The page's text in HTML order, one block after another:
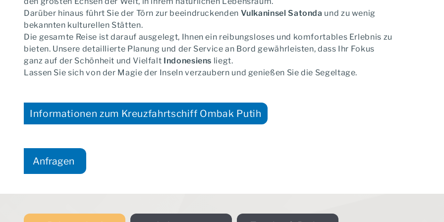
Darüber hinaus führt Sie der Törn zur beeindruckenden Vulkaninsel Satonda und zu wenig
bekannten kulturellen Stätten.
Die gesamte Reise ist darauf ausgelegt, Ihnen ein reibungsloses und komfortables Erlebnis zu
bieten. Unsere detaillierte Planung und der Service an Bord gewährleisten, dass Ihr Fokus
ganz auf der Schönheit und Vielfalt Indonesiens liegt.
Lassen Sie sich von der Magie der Inseln verzaubern und genießen Sie die Segeltage.
Informationen zum Kreuzfahrtschiff Ombak Putih
Anfragen
Teilen Sie uns Ihre Reise-
Wünsche mit
Weiter
Ihr persönlicher Reiseexperte
ist für Sie da